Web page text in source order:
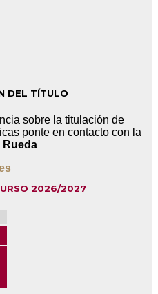
DEL TÍTULO
sobre la titulación de
ponte en contacto con la
Rueda
2026/2027